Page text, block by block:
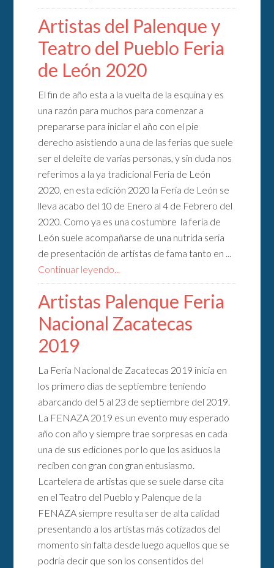
Artistas del Palenque y
Teatro del Pueblo Feria
de León 2020
El fin de año esta a la vuelta de la esquina y es
una razón para muchos para comenzar a
prepararse para iniciar el año con el pie
derecho asistiendo a una de las ferias que suele
ser el deleite de varias personas, y sin duda nos
referimos a la ya tradicional Feria de León
2020, en esta edición 2020 la Feria de León se
lleva acabo del 10 de Enero al 4 de Febrero del
2020. Como ya es una costumbre la feria de
León suele acompañarse de una nutrida seria
de presentación de artistas de fama tanto en ...
Continuar leyendo...
Artistas Palenque Feria
Nacional Zacatecas
2019
La Feria Nacional de Zacatecas 2019 inicia en
los primero días de septiembre teniendo
abarcando del 5 al 23 de septiembre del 2019.
La FENAZA 2019 es un evento muy esperado
año con año y siempre trae sorpresas en cada
una de sus ediciones por lo que los asiduos la
reciben con gran con gran entusiasmo.
Lcartelera de artistas que se suele darse cita
en el Teatro del Pueblo y Palenque de la
FENAZA siempre resulta ser de alta calidad
presentando a los artistas más cotizados del
momento sin falta desde luego aquellos que se
podría decir que son los consentidos del